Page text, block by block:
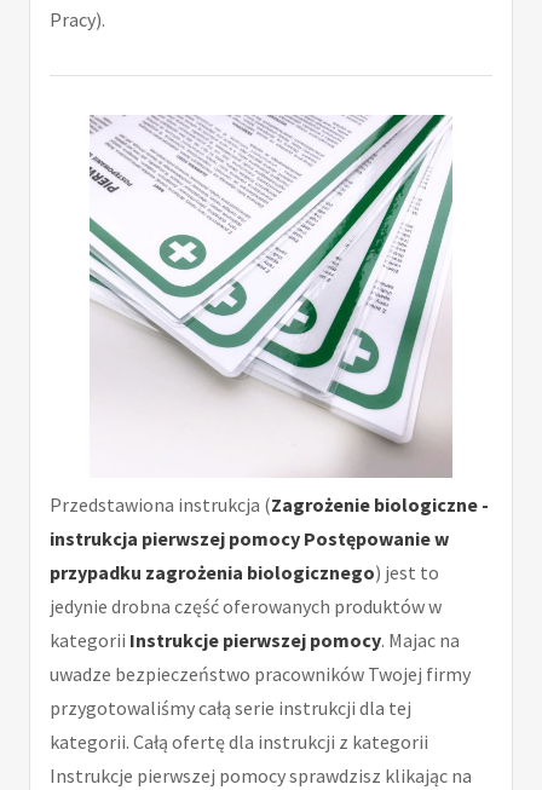
Pracy).
Przedstawiona instrukcja (Zagrożenie biologiczne -
instrukcja pierwszej pomocy Postępowanie w
przypadku zagrożenia biologicznego) jest to
jedynie drobna część oferowanych produktów w
kategorii Instrukcje pierwszej pomocy. Majac na
uwadze bezpieczeństwo pracowników Twojej firmy
przygotowaliśmy całą serie instrukcji dla tej
kategorii. Całą ofertę dla instrukcji z kategorii
Instrukcje pierwszej pomocy sprawdzisz klikając na